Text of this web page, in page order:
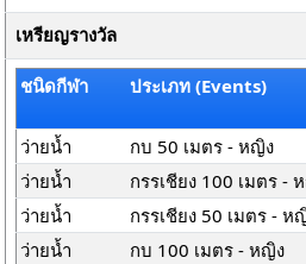
เหรียญรางวัล
ชนิดกีฬา ประเภท (Events)
ว่ายน้ำ กบ 50 เมตร - หญิง
ว่ายน้ำ
กรรเชียง 100 เมตร -
ว่ายน้ำ
กรรเชียง 50 เมตร - ห
ว่ายน้ำ
กบ 100 เมตร - หญิง